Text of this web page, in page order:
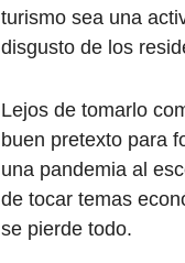
turismo sea una
disgusto de los
Lejos de tomarlo
buen pretexto para
una pandemia al
de tocar temas
se pierde todo.